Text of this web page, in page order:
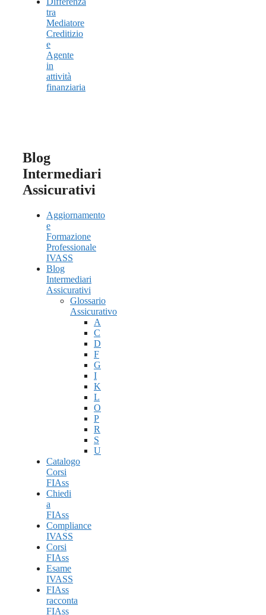
tra
Mediatore
Creditizio
e
Agente
in
attività
finanziaria
Blog
Intermediari
Assicurativi
Aggiornamento
e
Formazione
Professionale
IVASS
Blog
Intermediari
Assicurativi
Glossario
Assicurativo
A
C
D
F
G
I
K
L
O
P
R
S
U
Catalogo
Corsi
FIAss
Chiedi
a
FIAss
Compliance
IVASS
Corsi
FIAss
Esame
IVASS
FIAss
racconta
FIAss